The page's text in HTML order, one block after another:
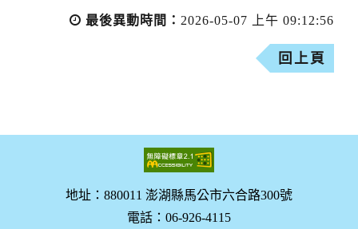
最後異動時間： 2026-05-07 上午 09:12:56
回上頁
地址：880011 澎湖縣馬公市六合路300號
電話：06-926-4115